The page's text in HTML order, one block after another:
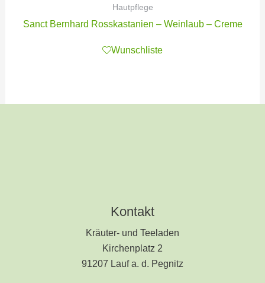
Hautpflege
Sanct Bernhard Rosskastanien – Weinlaub – Creme
Wunschliste
Kontakt
Kräuter- und Teeladen
Kirchenplatz 2
91207 Lauf a. d. Pegnitz